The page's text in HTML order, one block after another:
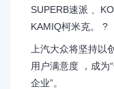
SUPERB速派 、
KAMIQ柯米克。 ?
上汽大众将坚持以
用户满意度 ，成为
企业”。